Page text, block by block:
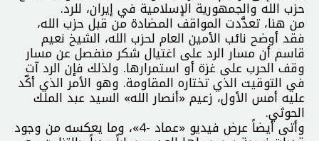
حزب الله والجمهورية الإسلامية في إيران، للرد.
من هنا، تعدَّدت المواقف المضادة من قبل حزب الله،
فقد أوضح نائب الأمين العام لحزب الله، الشيخ نعيم
قاسم أن مسار الرد على اغتيال شكر منفصل عن مسار
وقف الحرب على غزة أو استمرارها. ولذلك فإن الرد آت
في التوقيت الذي تختاره المقاومة. وهو الأمر الذي أكّد
عليه أمس الأول، زعيم «أنصار الله» السيد عبد الملك
الحوثي.
وأتى أيضاً عرض فيديو «عماد -4»، وما يعكسه من وجود